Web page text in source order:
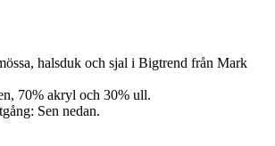
halsduk och sjal i Bigtrend från Mark
70% akryl och 30% ull.
Sen nedan.